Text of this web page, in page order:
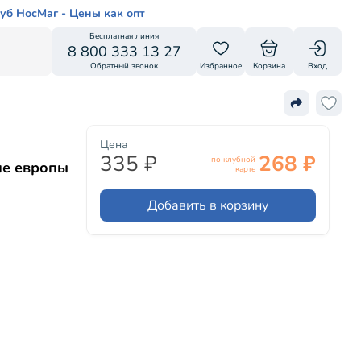
НосМаг - Цены как опт
Бесплатная линия
8 800 333 13 27
Обратный звонок Избранное Корзина Вход
европы
Цена
335 ₽
по клубной
карте 268 ₽
Добавить в корзину